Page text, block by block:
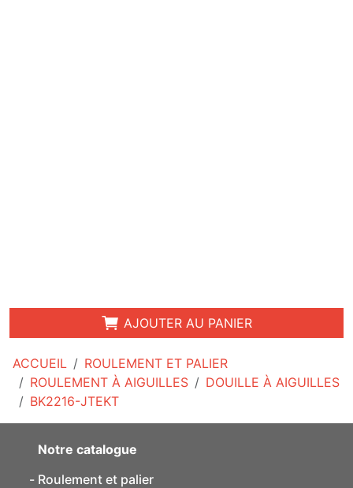
ACCUEIL
ROULEMENT ET PALIER
ROULEMENT À AIGUILLES
DOUILLE À AIGUILLES
BK2216-JTEKT
AJOUTER AU PANIER
Notre catalogue
Roulement et palier